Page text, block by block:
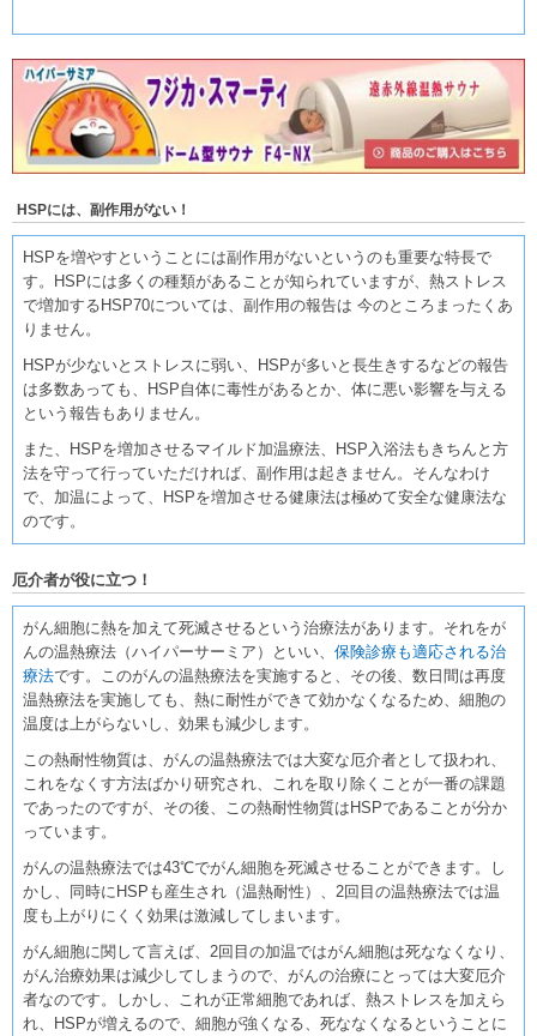
HSPには、副作用がない！
HSPを増やすということには副作用がないというのも重要な特長で
す。HSPには多くの種類があることが知られていますが、熱ストレス
で増加するHSP70については、副作用の報告は 今のところまったくあ
りません。
HSPが少ないとストレスに弱い、HSPが多いと長生きするなどの報告
は多数あっても、HSP自体に毒性があるとか、体に悪い影響を与える
という報告もありません。
また、HSPを増加させるマイルド加温療法、HSP入浴法もきちんと方
法を守って行っていただければ、副作用は起きません。そんなわけ
で、加温によって、HSPを増加させる健康法は極めて安全な健康法な
のです。
厄介者が役に立つ！
がん細胞に熱を加えて死滅させるという治療法があります。それをが
んの温熱療法（ハイパーサーミア）といい、 保険診療も適応される治
療法です。このがんの温熱療法を実施すると、その後、数日間は再度
温熱療法を実施しても、熱に耐性ができて効かなくなるため、細胞の
温度は上がらないし、効果も減少します。
この熱耐性物質は、がんの温熱療法では大変な厄介者として扱われ、
これをなくす方法ばかり研究され、これを取り除くことが一番の課題
であったのですが、その後、この熱耐性物質はHSPであることが分か
っています。
がんの温熱療法では43℃でがん細胞を死滅させることができます。し
かし、同時にHSPも産生され（温熱耐性）、2回目の温熱療法では温
度も上がりにくく効果は激減してしまいます。
がん細胞に関して言えば、2回目の加温ではがん細胞は死ななくなり、
がん治療効果は減少してしまうので、がんの治療にとっては大変厄介
者なのです。しかし、これが正常細胞であれば、熱ストレスを加えら
れ、HSPが増えるので、細胞が強くなる、死ななくなるということに